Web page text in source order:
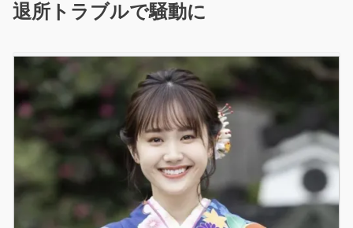
退所トラブルで騒動に